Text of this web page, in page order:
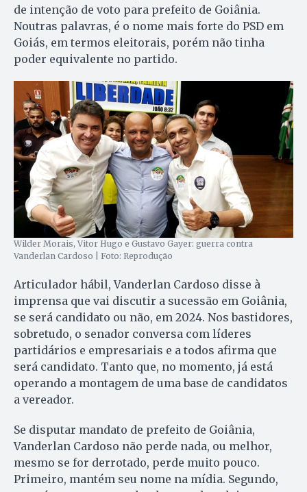
de intenção de voto para prefeito de Goiânia.
Noutras palavras, é o nome mais forte do PSD em
Goiás, em termos eleitorais, porém não tinha
poder equivalente no partido.
Wilder Morais, Vitor Hugo e Gustavo Gayer: guerra contra
Vanderlan Cardoso | Foto: Reprodução
Articulador hábil, Vanderlan Cardoso disse à
imprensa que vai discutir a sucessão em Goiânia,
se será candidato ou não, em 2024. Nos bastidores,
sobretudo, o senador conversa com líderes
partidários e empresariais e a todos afirma que
será candidato. Tanto que, no momento, já está
operando a montagem de uma base de candidatos
a vereador.
Se disputar mandato de prefeito de Goiânia,
Vanderlan Cardoso não perde nada, ou melhor,
mesmo se for derrotado, perde muito pouco.
Primeiro, mantém seu nome na mídia. Segundo,